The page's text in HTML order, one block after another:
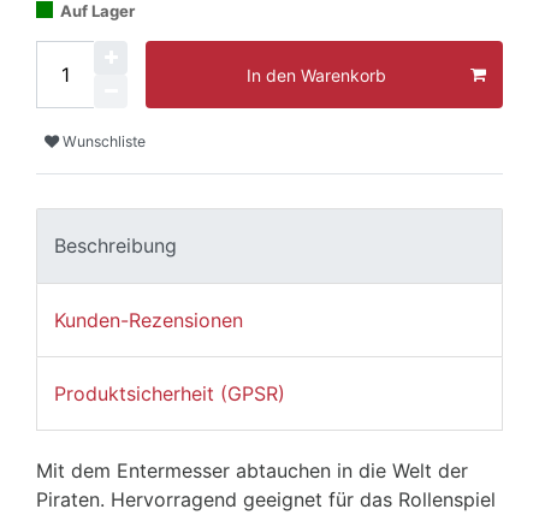
Auf Lager
In den Warenkorb
Wunschliste
Beschreibung
Kunden-Rezensionen
Produktsicherheit (GPSR)
Mit dem Entermesser abtauchen in die Welt der
Piraten. Hervorragend geeignet für das Rollenspiel